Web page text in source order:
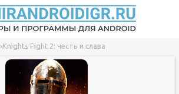
›Knights Fight 2: честь и слава